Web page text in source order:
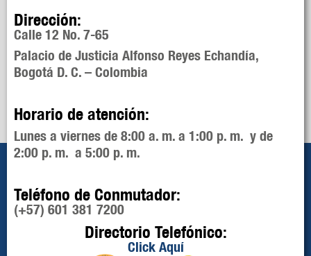
Dirección:
Calle 12 No. 7-65
Palacio de Justicia Alfonso Reyes Echandía,
Bogotá D. C. – Colombia
Horario de atención:
Lunes a viernes de 8:00 a. m. a 1:00 p. m. y de
2:00 p. m. a 5:00 p. m.
Teléfono de Conmutador:
(+57) 601 381 7200
Directorio Telefónico:
Click Aquí